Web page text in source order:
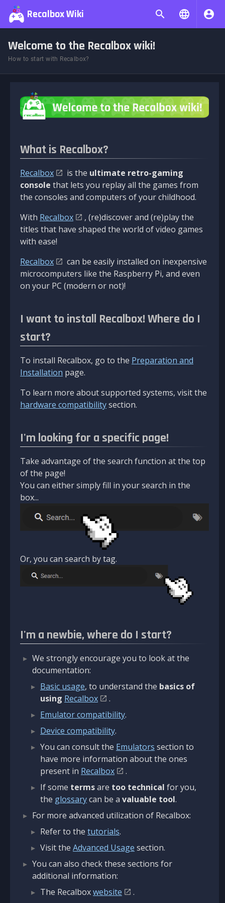
Recalbox Wiki
Welcome to the Recalbox wiki!
How to start with Recalbox?
What is Recalbox?
Recalbox is the ultimate retro-gaming
console that lets you replay all the games from
the consoles and computers of your childhood.
With Recalbox
, (re)discover and (re)play the
titles that have shaped the world of video games
with ease!
Recalbox
can be easily installed on inexpensive
microcomputers like the Raspberry Pi, and even
on your PC (modern or not)!
I want to install Recalbox! Where do I
start?
To install Recalbox, go to the Preparation and
Installation page.
To learn more about supported systems, visit the
hardware compatibilitysection.
I'm looking for a specific page!
Take advantage of the search function at the top
of the page!
You can either simply fill in your search in the
box...
Or, you can search by tag.
I'm a newbie, where do I start?
We strongly encourage you to look at the
documentation:
Basic usage, to understand the basics of
using Recalbox
.
Emulator compatibility.
Device compatibility.
You can consult the Emulators section to
have more information about the ones
present in Recalbox
.
If some termsare too technical for you,
the glossarycan be a valuable tool.
For more advanced utilization of Recalbox:
Refer to the tutorials.
Visit the Advanced Usage section.
You can also check these sections for
additional information:
The Recalboxwebsite
.